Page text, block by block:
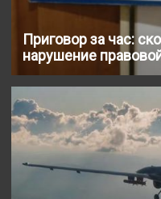
Приговор за час:
нарушение